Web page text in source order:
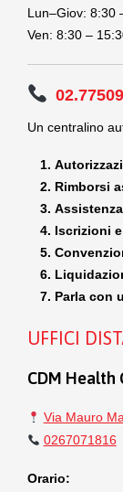
Lun–Giov: 8:30
Ven: 8:30 –
Un centralino
Rimborsi
Iscrizioni
Parla con
UFFICI
CDM Health
Via Mauro
0267071816
Orario: